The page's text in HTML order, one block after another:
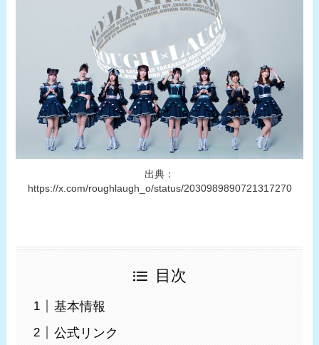
出典：
https://x.com/roughlaugh_o/status/2030989890721317270
目次
基本情報
公式リンク